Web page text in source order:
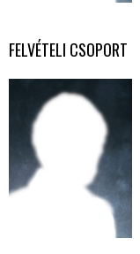
FELVÉTELI CSOPORT